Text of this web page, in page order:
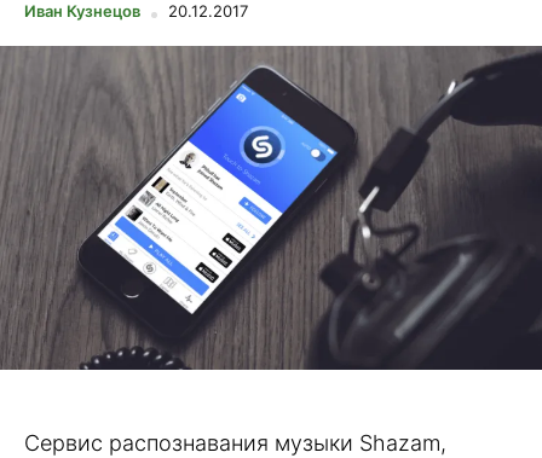
Иван Кузнецов 20.12.2017
Сервис распознавания музыки Shazam,